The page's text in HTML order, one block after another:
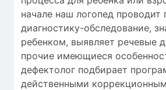
начале наш логопед проводит
диагностику-обследование,
ребенком, выявляет речевые
прочие имеющиеся
дефектолог подбирает
действенными